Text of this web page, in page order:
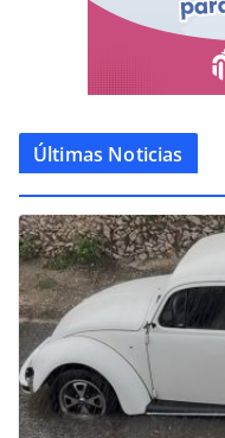
Últimas Noticias